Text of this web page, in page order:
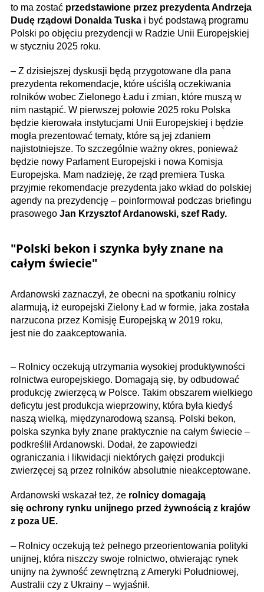
to ma zostać przedstawione przez prezydenta Andrzeja
Dudę rządowi Donalda Tuska i być podstawą programu
Polski po objęciu prezydencji w Radzie Unii Europejskiej
w styczniu 2025 roku.
– Z dzisiejszej dyskusji będą przygotowane dla pana
prezydenta rekomendacje, które uściślą oczekiwania
rolników wobec Zielonego Ładu i zmian, które muszą w
nim nastąpić. W pierwszej połowie 2025 roku Polska
będzie kierowała instytucjami Unii Europejskiej i będzie
mogła prezentować tematy, które są jej zdaniem
najistotniejsze. To szczególnie ważny okres, ponieważ
będzie nowy Parlament Europejski i nowa Komisja
Europejska. Mam nadzieję, że rząd premiera Tuska
przyjmie rekomendacje prezydenta jako wkład do polskiej
agendy na prezydencję – poinformował podczas briefingu
prasowego Jan Krzysztof Ardanowski, szef Rady.
"Polski bekon i szynka były znane na
całym świecie"
Ardanowski zaznaczył, że obecni na spotkaniu rolnicy
alarmują, iż europejski Zielony Ład w formie, jaka została
narzucona przez Komisję Europejską w 2019 roku,
jest nie do zaakceptowania.
– Rolnicy oczekują utrzymania wysokiej produktywności
rolnictwa europejskiego. Domagają się, by odbudować
produkcję zwierzęcą w Polsce. Takim obszarem wielkiego
deficytu jest produkcja wieprzowiny, która była kiedyś
naszą wielką, międzynarodową szansą. Polski bekon,
polska szynka były znane praktycznie na całym świecie –
podkreślił Ardanowski. Dodał, że zapowiedzi
ograniczania i likwidacji niektórych gałęzi produkcji
zwierzęcej są przez rolników absolutnie nieakceptowane.
Ardanowski wskazał też, że rolnicy domagają
się ochrony rynku unijnego przed żywnością z krajów
z poza UE.
– Rolnicy oczekują też pełnego przeorientowania polityki
unijnej, która niszczy swoje rolnictwo, otwierając rynek
unijny na żywność zewnętrzną z Ameryki Południowej,
Australii czy z Ukrainy – wyjaśnił.